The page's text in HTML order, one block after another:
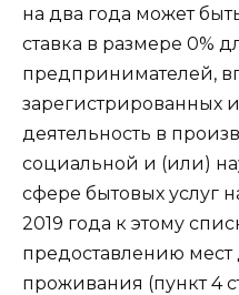
на два года может
ставка в размере 0%
предпринимателей,
зарегистрированных
деятельность в
социальной и (или)
сфере бытовых услуг
2019 года к этому
предоставлению
проживания (пункт 4